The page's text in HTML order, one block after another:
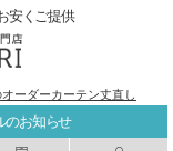
のお知らせ
安くご提供
ーダーカーテン丈直し